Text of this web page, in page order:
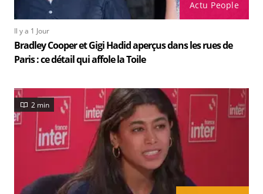
Actu People
Il y a 1 Jour
Bradley Cooper et Gigi Hadid aperçus dans les rues de
Paris : ce détail qui affole la Toile
2 min